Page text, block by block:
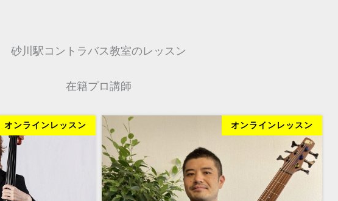
砂川駅コントラバス教室のレッスン
在籍プロ講師
オンラインレッスン オンラインレッスン